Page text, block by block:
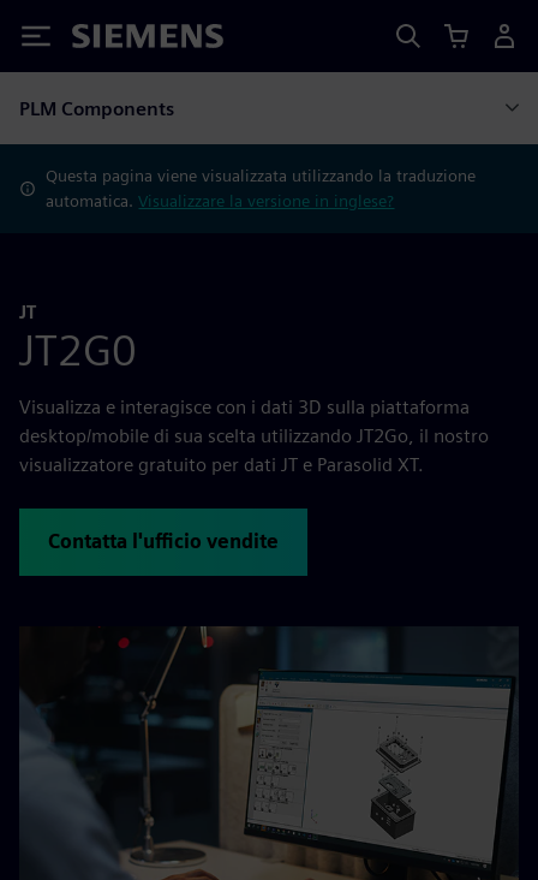
Siemens
PLM Components
Questa pagina viene visualizzata utilizzando la traduzione
automatica.Visualizzare la versione in inglese?
JT
JT2G0
Visualizza e interagisce con i dati 3D sulla piattaforma
desktop/mobile di sua scelta utilizzando JT2Go, il nostro
visualizzatore gratuito per dati JT e Parasolid XT.
Contatta l'ufficio vendite